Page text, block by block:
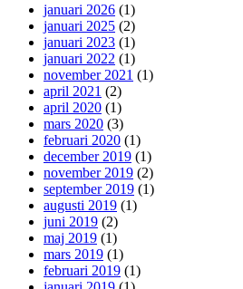
januari 2026 (1)
januari 2025 (2)
januari 2023 (1)
januari 2022 (1)
november 2021 (1)
april 2021 (2)
april 2020 (1)
mars 2020 (3)
februari 2020 (1)
december 2019 (1)
november 2019 (2)
september 2019 (1)
augusti 2019 (1)
juni 2019 (2)
maj 2019 (1)
mars 2019 (1)
februari 2019 (1)